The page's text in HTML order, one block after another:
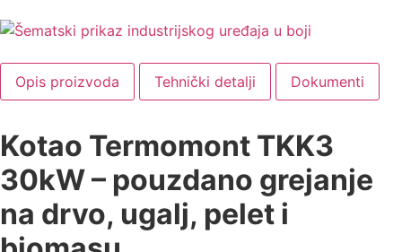
Opis proizvoda Tehnički detalji Dokumenti
Kotao Termomont TKK3
30kW – pouzdano grejanje
na drvo, ugalj, pelet i